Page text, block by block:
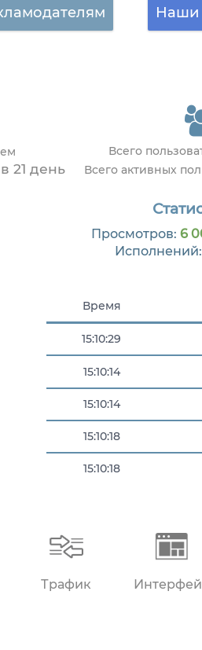
Наши
21 день
Всего
Всего активных
Просмотров: 6
Время
15:10:29
15:10:14
15:10:14
15:10:18
15:10:18
Трафик